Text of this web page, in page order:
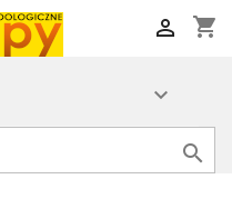
shopping_cart


